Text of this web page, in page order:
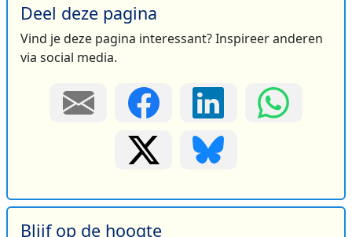
Deel deze pagina
Vind je deze pagina interessant? Inspireer anderen
via social media.
Blijf op de hoogte